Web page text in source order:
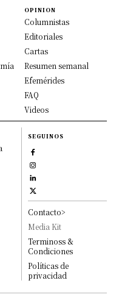
OPINION
Columnistas
Editoriales
Cartas
Resumen semanal
Efemérides
FAQ
Videos
SEGUINOS
Contacto>
Media Kit
Terminoss &
Condiciones
Políticas de
privacidad